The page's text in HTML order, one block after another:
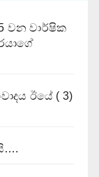
වන වාර්ෂික
ඊයේ ( 3)